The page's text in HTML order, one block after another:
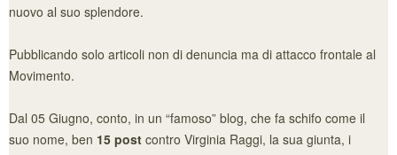
nuovo al suo splendore.
Pubblicando solo articoli non di denuncia ma di attacco frontale al
Movimento.
Dal 05 Giugno, conto, in un “famoso” blog, che fa schifo come il
suo nome, ben 15 post contro Virginia Raggi, la sua giunta, i